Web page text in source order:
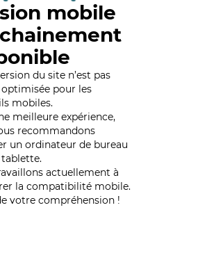
mobile
du site n’est pas
pour les
mobiles.
meilleure expérience,
recommandons
un ordinateur de bureau
actuellement à
la compatibilité mobile.
votre compréhension !